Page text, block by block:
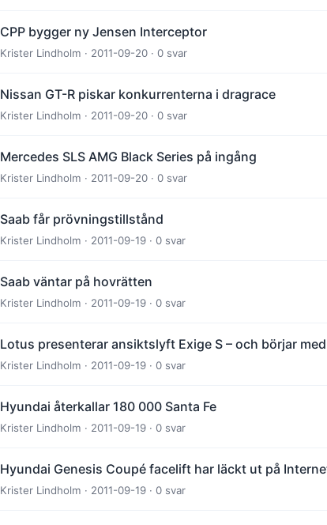
CPP bygger ny Jensen Interceptor
Krister Lindholm · 2011-09-20 · 0 svar
Nissan GT-R piskar konkurrenterna i dragrace
Krister Lindholm · 2011-09-20 · 0 svar
Mercedes SLS AMG Black Series på ingång
Krister Lindholm · 2011-09-20 · 0 svar
Saab får prövningstillstånd
Krister Lindholm · 2011-09-19 · 0 svar
Saab väntar på hovrätten
Krister Lindholm · 2011-09-19 · 0 svar
Lotus presenterar ansiktslyft Exige S – och börjar
Krister Lindholm · 2011-09-19 · 0 svar
Hyundai återkallar 180 000 Santa Fe
Krister Lindholm · 2011-09-19 · 0 svar
Hyundai Genesis Coupé facelift har läckt ut på
Krister Lindholm · 2011-09-19 · 0 svar